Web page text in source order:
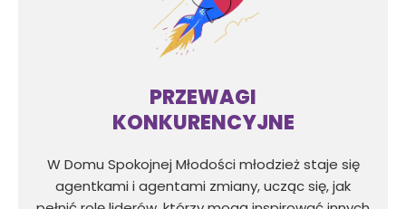
PRZEWAGI
KONKURENCYJNE
W Domu Spokojnej Młodości młodzież staje się
agentkami i agentami zmiany, ucząc się, jak